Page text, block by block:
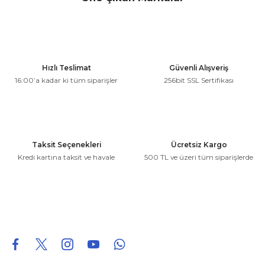
konularda yetersiz gördüğünüz noktaları öneri formunu
Hızlı Teslimat
16:00’a kadar ki tüm siparişler
Güvenli Alışveriş
256bit SSL Sertifikası
Taksit Seçenekleri
Kredi kartına taksit ve havale
Ücretsiz Kargo
500 TL ve üzeri tüm siparişlerde